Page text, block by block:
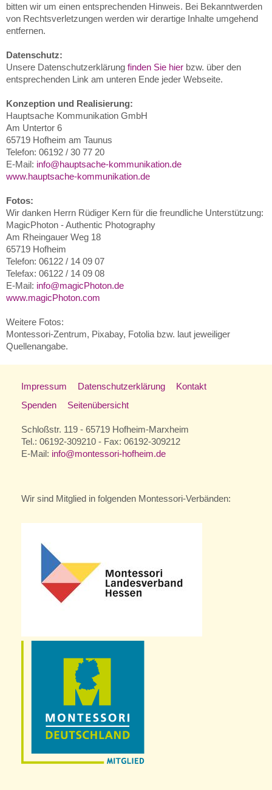
bitten wir um einen entsprechenden Hinweis. Bei Bekanntwerden
von Rechtsverletzungen werden wir derartige Inhalte umgehend
entfernen.
Datenschutz:
Unsere Datenschutzerklärung finden Sie hier bzw. über den
entsprechenden Link am unteren Ende jeder Webseite.
Konzeption und Realisierung:
Hauptsache Kommunikation GmbH
Am Untertor 6
65719 Hofheim am Taunus
Telefon: 06192 / 30 77 20
E-Mail: info@hauptsache-kommunikation.de
www.hauptsache-kommunikation.de
Fotos:
Wir danken Herrn Rüdiger Kern für die freundliche Unterstützung:
MagicPhoton - Authentic Photography
Am Rheingauer Weg 18
65719 Hofheim
Telefon: 06122 / 14 09 07
Telefax: 06122 / 14 09 08
E-Mail: info@magicPhoton.de
www.magicPhoton.com
Weitere Fotos:
Montessori-Zentrum, Pixabay, Fotolia bzw. laut jeweiliger
Quellenangabe.
Impressum Datenschutzerklärung
Kontakt
Spenden
Seitenübersicht
Schloßstr. 119 - 65719 Hofheim-Marxheim
Tel.: 06192-309210 - Fax: 06192-309212
E-Mail: info@montessori-hofheim.de
Wir sind Mitglied in folgenden Montessori-Verbänden: